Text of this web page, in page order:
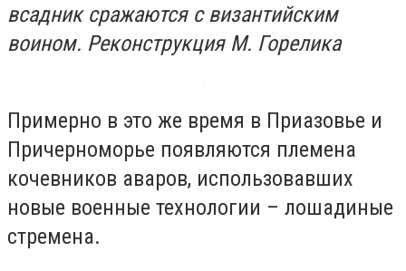
всадник сражаются с византийским
воином. Реконструкция М. Горелика
Примерно в это же время в Приазовье и
Причерноморье появляются племена
кочевников аваров, использовавших
новые военные технологии – лошадиные
стремена.